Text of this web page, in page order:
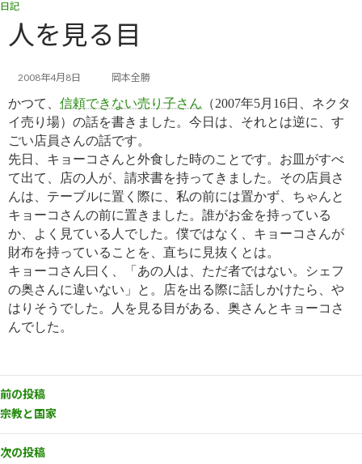
コ
ス
キ
プ
ナ
ン
に
動
日記
人を見る目
2008年4月8日 岡本全勝
かつて、 信頼できない売り子さん （2007年5月16日、ネクタ
イ売り場）の話を書きました。今日は、それとは逆に、す
ごい店員さんの話です。
先日、キョーコさんと外食した時のことです。お皿がすべ
て出て、店の人が、請求書を持ってきました。その店員さ
んは、テーブルに置く際に、私の前には置かず、ちゃんと
キョーコさんの前に置きました。誰がお金を持っている
か、よく見ている人でした。僕ではなく、キョーコさんが
財布を持っていることを、直ちに見抜くとは。
キョーコさん曰く、「あの人は、ただ者ではない。シェフ
の奥さんに違いない」と。店を出る際に話しかけたら、や
はりそうでした。人を見る目がある、奥さんとキョーコさ
んでした。
前の投稿
宗教と国家
次の投稿